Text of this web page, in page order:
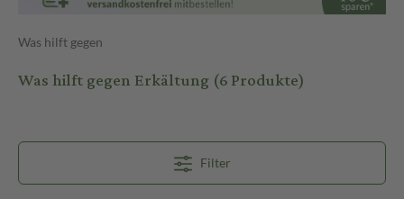
Was hilft gegen
Was hilft gegen Erkältung(6 Produkte)
Filter